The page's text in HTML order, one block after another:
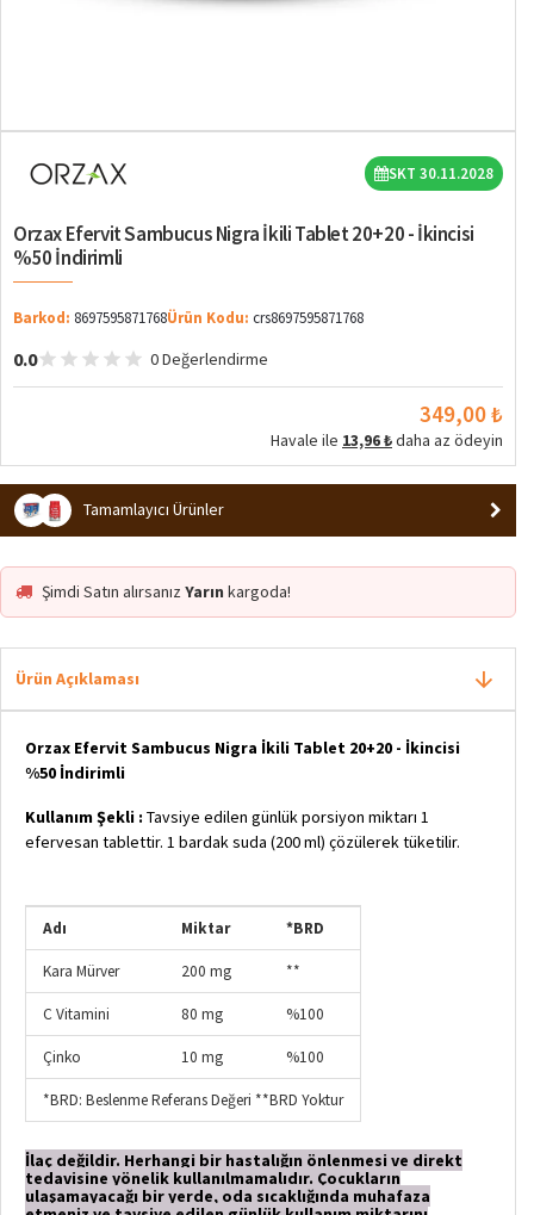
SKT 30.11.2028
Orzax Efervit Sambucus Nigra İkili Tablet 20+20 - İkincisi
%50 İndirimli
Barkod: 8697595871768Ürün Kodu: crs8697595871768
0.0 0 Değerlendirme
349,00 ₺
Havale ile 13,96 ₺daha az ödeyin
Tamamlayıcı Ürünler
Şimdi Satın alırsanızYarın kargoda!
Ürün Açıklaması
Orzax Efervit Sambucus Nigra İkili Tablet 20+20 - İkincisi
%50 İndirimli
Kullanım Şekli : Tavsiye edilen günlük porsiyon miktarı 1
efervesan tablettir. 1 bardak suda (200 ml) çözülerek tüketilir.
Adı Miktar *BRD
Kara Mürver 200 mg **
C Vitamini 80 mg %100
Çinko 10 mg %100
*BRD: Beslenme Referans Değeri **BRD Yoktur
İlaç değildir. Herhangi bir hastalığın önlenmesi ve direkt
tedavisine yönelik kullanılmamalıdır. Çocukların
ulaşamayacağı bir yerde, oda sıcaklığında muhafaza